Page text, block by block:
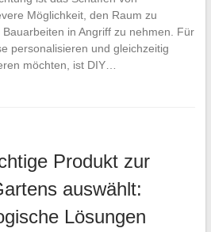
Möglichkeit, den Raum zu
in Angriff zu nehmen. Für
personalisieren und gleichzeitig
möchten, ist DIY…
Produkt zur
auswählt:
Lösungen